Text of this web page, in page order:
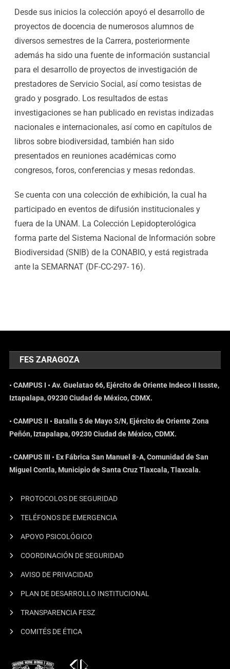
Desde sus inicios la colección apoyó el desarrollo de
proyectos de docencia de numerosos alumnos de
diversos semestres de la Carrera, posteriormente
además ha sido una fuente de información sustancial
para el desarrollo de proyectos de investigación de
prestadores de Servicio Social, así como tesistas de
grado y posgrado. Los resultados de estas
investigaciones se han publicado en revistas indizadas
nacionales e internacionales, así como en capítulos de
libros sobre biodiversidad, también han sido
presentados en reuniones académicas como
congresos, foros, conferencias y mesas redondas.
Se cuenta con una colección de exhibición, la cual ha
participado en eventos de difusión institucionales y
fuera de la UNAM. La Colección Lepidopterológica
forma parte del Sistema Nacional de Información sobre
Biodiversidad (SNIB) de la CONABIO, y está registrada
ante la SEMARNAT (DF-CC-297- 16).
FES ZARAGOZA
• CAMPUS I • Av. Guelatao 66, Ejército de Oriente Indeco II Issste,
Iztapalapa, 09230 Ciudad de México, CDMX.
• CAMPUS II • Batalla 5 de Mayo S/N, Ejército de Oriente Zona
Peñón, Iztapalapa, 09230 Ciudad de México, CDMX.
• CAMPUS III • Ex Fábrica San Manuel 8-A, Comunidad de San
Miguel Contla, Municipio de Santa Cruz Tlaxcala, Tlaxcala.
PROTOCOLOS DE SEGURIDAD
TELÉFONOS DE EMERGENCIA
APOYO PSICOLÓGICO
COORDINACIÓN DE SEGURIDAD
AVISO DE PRIVACIDAD
PLAN DE DESARROLLO INSTITUCIONAL
TRANSPARENCIA FESZ
COMITÉS DE ÉTICA